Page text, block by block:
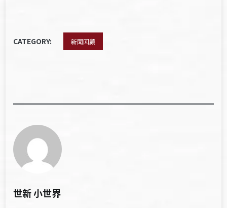
CATEGORY: 新聞回顧
世新 小世界